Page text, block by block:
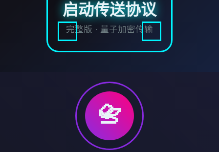
启动传送协议
完整版 · 量子加密传输
📇